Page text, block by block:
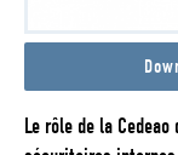
Le rôle de la